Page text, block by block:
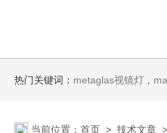
热门关键词： metaglas视镜灯，
当前位置： 首页 > 技术文章 >